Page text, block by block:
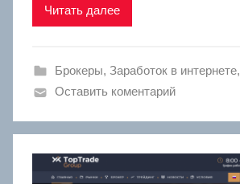
Читать далее
Брокеры, Заработок в интернете,
Оставить коментарий